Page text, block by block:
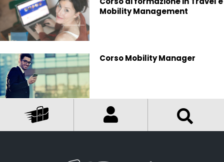
Mobility Management
Corso Mobility Manager